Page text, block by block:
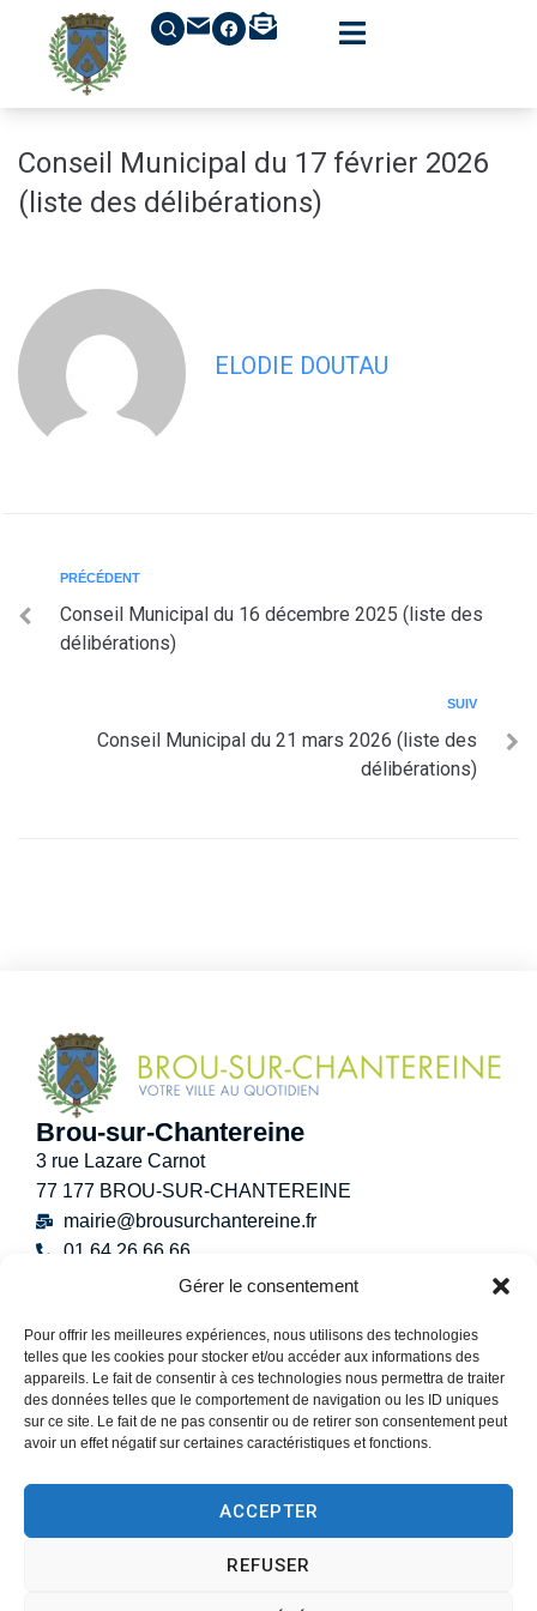
Gérer le consentement
Pour offrir les meilleures expériences, nous utilisons des technologies
telles que les cookies pour stocker et/ou accéder aux informations des
appareils. Le fait de consentir à ces technologies nous permettra de traiter
des données telles que le comportement de navigation ou les ID uniques
sur ce site. Le fait de ne pas consentir ou de retirer son consentement peut
avoir un effet négatif sur certaines caractéristiques et fonctions.
ACCEPTER
REFUSER
principal
Conseil Municipal du 17 février 2026
(liste des délibérations)
ELODIE DOUTAU
PRÉCÉDENT
Conseil Municipal du 16 décembre 2025 (liste des
délibérations)
SUIV
Conseil Municipal du 21 mars 2026 (liste des
délibérations)
Brou-sur-Chantereine
3 rue Lazare Carnot
77 177 BROU-SUR-CHANTEREINE
mairie@brousurchantereine.fr
01 64 26 66 66
Lundi :8h30 – 12h
Mardi :8h30 – 12h / 13h30 – 17h30
Mercredi :8h30 -12h30
Jeudi : 8h30 – 12h / 13h30 – 18h30
13h30 – 17h30
Samedi :9h00 – 12h
(Permanence État-Civil uniquement)